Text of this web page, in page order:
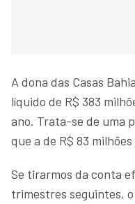
A dona das Casas
líquido de R$ 383
ano. Trata-se de uma
que a de R$ 83
Se tirarmos da conta
trimestres seguintes,